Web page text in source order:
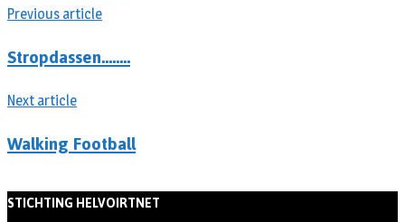
Previous article
Stropdassen……..
Next article
Walking Football
STICHTING HELVOIRTNET